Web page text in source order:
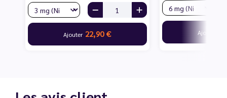
Ajouter 22,90 € Ajouter